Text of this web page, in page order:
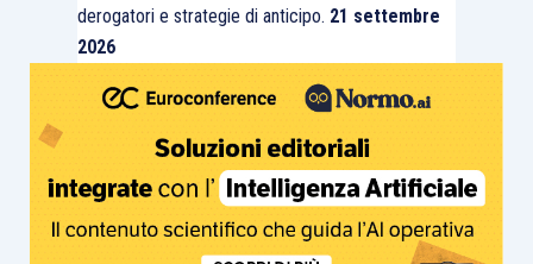
derogatori e strategie di anticipo. 21 settembre
2026